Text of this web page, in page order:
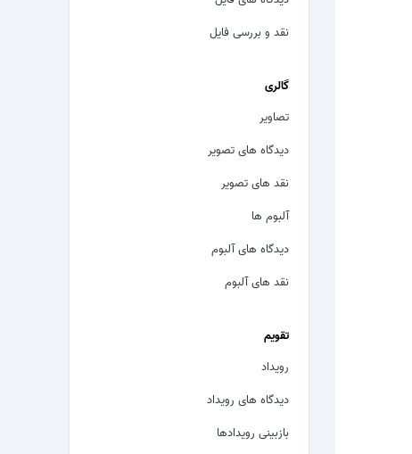
نقد و بررسی فایل
گالری
تصاویر
دیدگاه های تصویر
نقد های تصویر
آلبوم ها
دیدگاه های آلبوم
نقد های آلبوم
تقویم
رویداد
دیدگاه های رویداد
بازبینی رویدادها